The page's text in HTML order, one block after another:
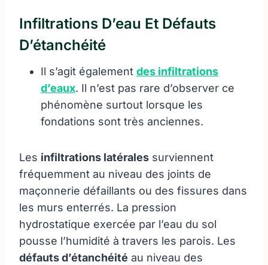
Infiltrations D’eau Et Défauts
D’étanchéité
Il s’agit également des infiltrations
d’eaux. Il n’est pas rare d’observer ce
phénomène surtout lorsque les
fondations sont très anciennes.
Les infiltrations latérales surviennent
fréquemment au niveau des joints de
maçonnerie défaillants ou des fissures dans
les murs enterrés. La pression
hydrostatique exercée par l’eau du sol
pousse l’humidité à travers les parois. Les
défauts d’étanchéité au niveau des